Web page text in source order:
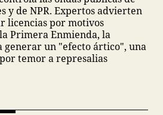
y de NPR. Expertos advierten
licencias por motivos
Primera Enmienda, la
generar un "efecto ártico", una
temor a represalias